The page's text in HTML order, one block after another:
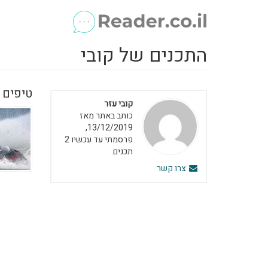
התכנים של קובי
קובי עזר
כותב באתר מאז
13/12/2019,
פרסמתי עד עכשיו 2
תכנים.
צרו קשר